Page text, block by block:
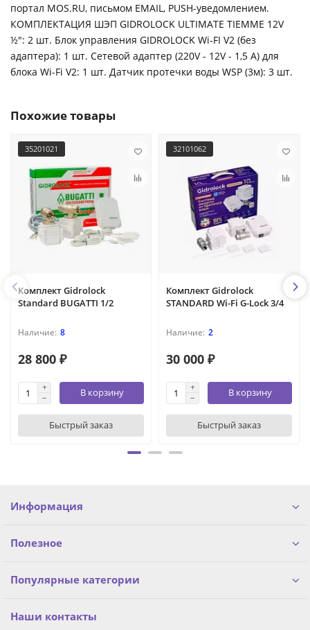
портал MOS.RU, письмом EMAIL, PUSH-уведомлением.
КОМПЛЕКТАЦИЯ ШЭП GIDROLOCK ULTIMATE TIEMME 12V
½": 2 шт. Блок управления GIDROLOCK Wi-FI V2 (без
адаптера): 1 шт. Сетевой адаптер (220V - 12V - 1,5 A) для
блока Wi-Fi V2: 1 шт. Датчик протечки воды WSР (3м): 3 шт.
Похожие товары
35201021
Комплект Gidrоlock
Standard BUGATTI 1/2
8
28 800 ₽
В корзину
Быстрый заказ
32101062
Комплект Gidrolock
STANDARD Wi-Fi G-Lock 3/4
2
30 000 ₽
В корзину
Быстрый заказ
Информация
Полезное
Популярные категории
Наши контакты